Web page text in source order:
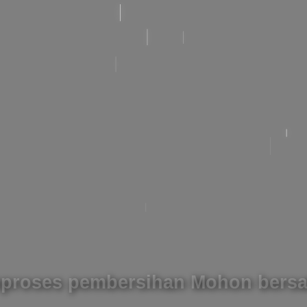
pembersihan Mohon